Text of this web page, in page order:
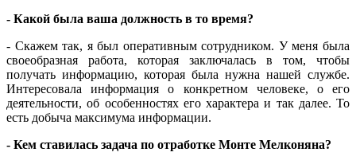
- Какой была ваша должность в то время?
- Скажем так, я был оперативным сотрудником. У меня была
своеобразная работа, которая заключалась в том, чтобы
получать информацию, которая была нужна нашей службе.
Интересовала информация о конкретном человеке, о его
деятельности, об особенностях его характера и так далее. То
есть добыча максимума информации.
- Кем ставилась задача по отработке Монте Мелконяна?